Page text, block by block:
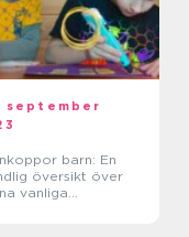
september
barn: En
översikt över
vanliga